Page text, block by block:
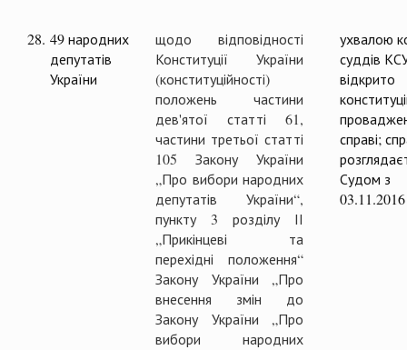
28. 49 народних
депутатів
України
щодо відповідності
Конституції України
(конституційності)
положень частини
дев'ятої статті 61,
частини третьої статті
105 Закону України
„Про вибори народних
депутатів України“,
пункту 3 розділу ІІ
„Прикінцеві та
перехідні положення“
Закону України „Про
внесення змін до
Закону України „Про
вибори народних
ухвалою
суддів
відкрито
справі;
Судом з
03.11.2016